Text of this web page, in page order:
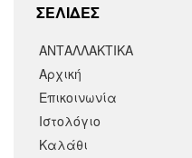
ΣΕΛΙΔΕΣ
ΑΝΤΑΛΛΑΚΤΙΚΑ
Αρχική
Επικοινωνία
Ιστολόγιο
Καλάθι